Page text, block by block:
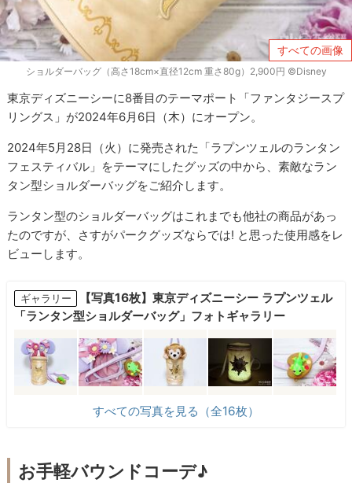
すべての画像
ショルダーバッグ（高さ18cm×直径12cm 重さ80g）2,900円 ©Disney
東京ディズニーシーに8番目のテーマポート「ファンタジースプ
リングス」が2024年6月6日（木）にオープン。
2024年5月28日（火）に発売された「ラプンツェルのランタン
フェスティバル」をテーマにしたグッズの中から、素敵なラン
タン型ショルダーバッグをご紹介します。
ランタン型のショルダーバッグはこれまでも他社の商品があっ
たのですが、さすがパークグッズならでは! と思った使用感をレ
ビューします。
ギャラリー
【写真16枚】東京ディズニーシー ラプンツェル
「ランタン型ショルダーバッグ」フォトギャラリー
すべての写真を見る（全16枚）
お手軽バウンドコーデ♪